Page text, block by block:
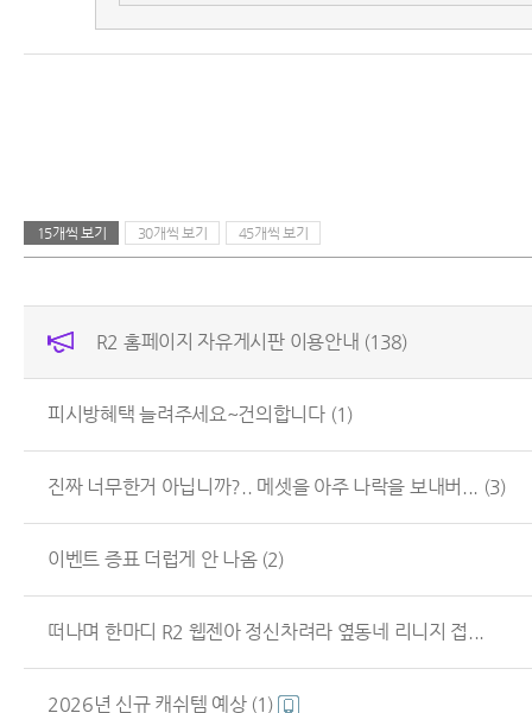
15개씩 보기 30개씩 보기 45개씩 보기
R2 홈페이지 자유게시판 이용안내 (138)
피시방혜택 늘려주세요~건의합니다 (1)
진짜 너무한거 아닙니까?.. 메셋을 아주 나락을 보내버... (3)
이벤트 증표 더럽게 안 나옴 (2)
떠나며 한마디 R2 웹젠아 정신차려라 옆동네 리니지 접...
2026년 신규 캐쉬템 예상 (1)